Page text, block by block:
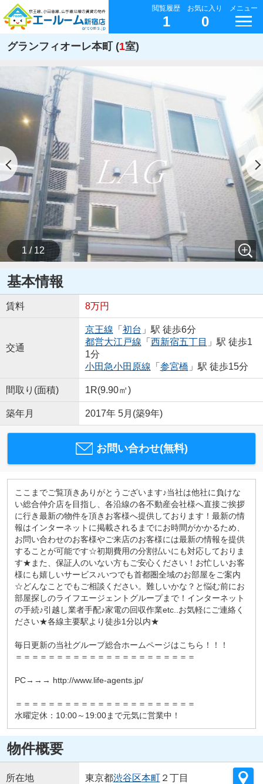
閲覧履歴
1
お気に入り
0
メニュー
グランフィオーレ本町 (1室)
1 / 12
基本情報
賃料 8万円
交通
京王線 「 初台 」駅 徒歩6分
都営大江戸線 「 西新宿五丁目 」駅 徒歩1
1分
小田急小田原線 「 参宮橋 」駅 徒歩15分
間取り(面積) 1R(9.90㎡)
築年月 2017年 5月(築9年)
お問い合わせ(無料)
ここまでご覧頂きありがとうございます♪当社は他社に負けな
い総合仲介店を目指し、各沿線の各不動産会社様へ直接ご挨拶
に行き最新の物件を頂きお客様へ提供しております！最新の情
報はインターネットに掲載されるまでにお時間がかかるため、
お問い合わせのお客様やご来店のお客様には最新の情報を提供
することが可能です☆初期費用の分割払いにも対応しておりま
す★また、保証人のいない方もご安心ください！お忙しいお客
様にも嬉しいサービス♪いつでも首都圏全域のお部屋をご案内
☆どんなことでもご相談ください。難しいかな？と悩む前にお
部屋探しのライフエージェントグループまで！インターネット
の手続♪引越し業者手配♪家電の回収作業etc..お気軽にご連絡く
ださい★各線主要駅より徒歩1分以内★
毎日更新の当社グループ総合ホームページはこちら！！！
＝＝＝＝＝＝＝＝＝＝＝＝＝＝＝＝＝＝＝＝＝＝
PC→→→ http://www.life-agents.jp/
＝＝＝＝＝＝＝＝＝＝＝＝＝＝＝＝＝＝＝＝＝＝
水曜定休：10:00～19:00まで元気に営業中！
物件概要
所在地 東京都渋谷区本町２丁目